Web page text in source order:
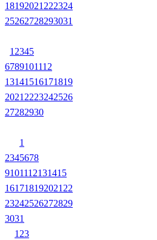
18192021222324
25262728293031
12345
6789101112
13141516171819
20212223242526
27282930
1
2345678
9101112131415
16171819202122
23242526272829
3031
123